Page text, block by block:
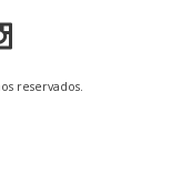
reservados.